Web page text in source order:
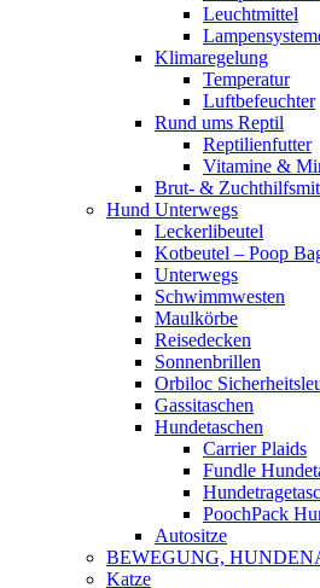
Leuchtmittel
Klimaregelung
Temperatur
Luftbefeuchter
Rund ums Reptil
Reptilienfutter
Vitamine &
Brut- &
Hund Unterwegs
Leckerlibeutel
Kotbeutel – Poop
Unterwegs
Schwimmwesten
Maulkörbe
Reisedecken
Sonnenbrillen
Orbiloc
Gassitaschen
Hundetaschen
Carrier Plaids
Fundle
PoochPack
Autositze
BEWEGUNG,
Katze